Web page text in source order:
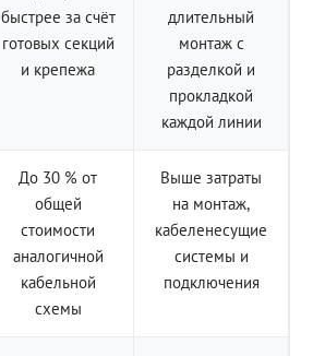
быстрее за счёт
готовых секций
и крепежа
длительный
монтаж с
разделкой и
прокладкой
каждой линии
До 30 % от
общей
стоимости
аналогичной
кабельной
схемы
Выше затраты
на монтаж,
кабеленесущие
системы и
подключения